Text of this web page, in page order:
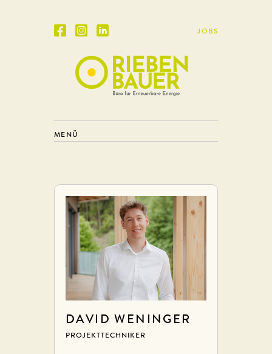
JOBS
MENÜ
DAVID WENINGER
PROJEKTTECHNIKER